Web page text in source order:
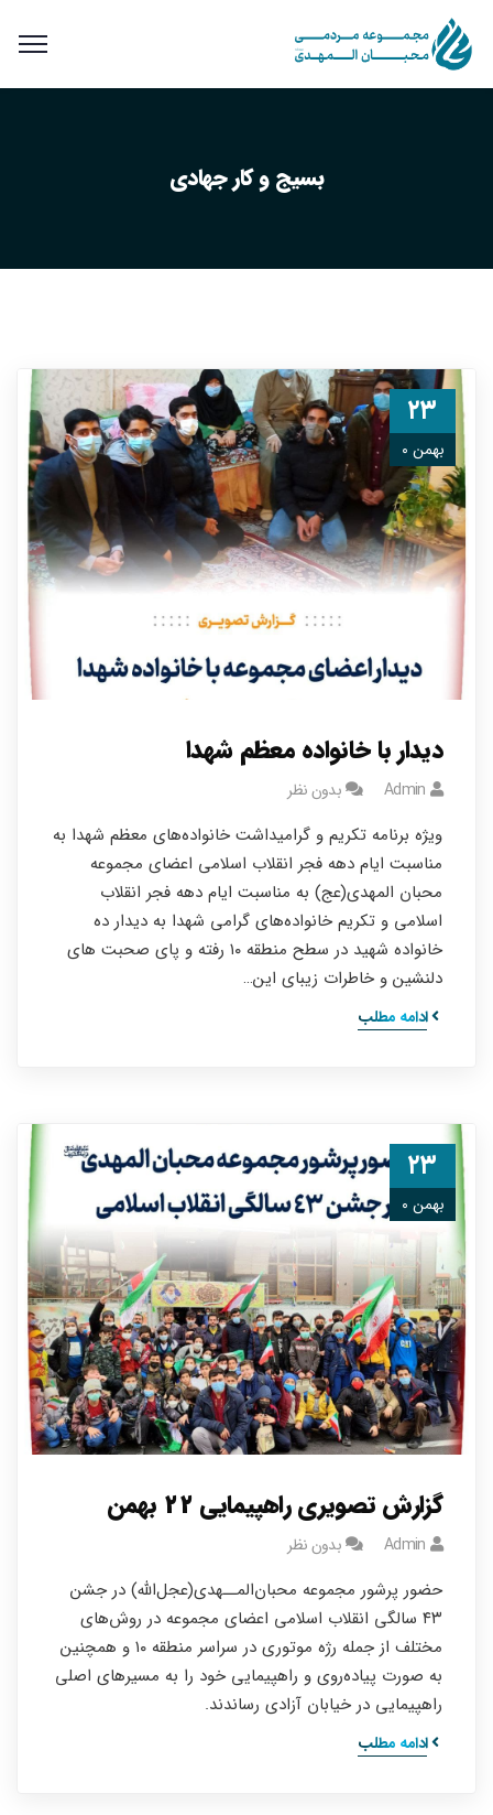
بسیج و کار جهادی
۲۳
بهمن ۰
دیدار با خانواده معظم شهدا
Admin بدون نظر
ویژه برنامه تکریم و گرامیداشت خانواده‌های معظم شهدا به
مناسبت ایام دهه فجر انقلاب اسلامی اعضای مجموعه
محبان المهدی(عج) به مناسبت ایام دهه فجر انقلاب
اسلامی و تکریم خانواده‌های گرامی شهدا به دیدار ده
خانواده شهید در سطح منطقه ۱۰ رفته و پای صحبت های
دلنشين و خاطرات زیبای این…
ادامه مطلب
۲۳
بهمن ۰
گزارش تصویری راهپیمایی ۲۲ بهمن
Admin بدون نظر
حضور پرشور مجموعه محبان‌المــهدی(عجل‌الله) در جشن
۴۳ سالگی انقلاب اسلامی اعضای مجموعه در روش‌های
مختلف از جمله رژه موتوری در سراسر منطقه ۱۰ و همچنین
به صورت پیاده‌روی و راهپیمایی خود را به مسیرهای اصلی
راهپیمایی در خیابان آزادی رساندند.
ادامه مطلب